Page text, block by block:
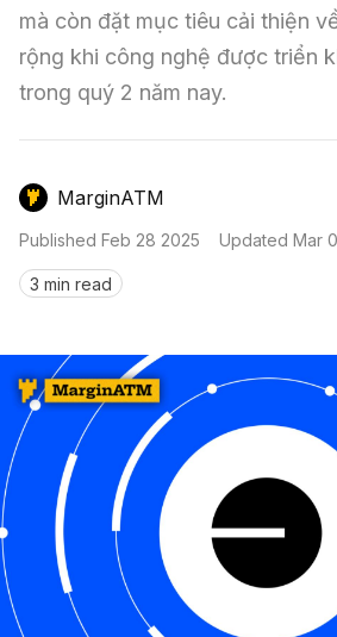
Kinh Nghiệm Đầu Tư
Sàn Giao Dịch
Mô Hình Biểu Đồ Giá
GameFi
Sign in
mà còn đặt mục tiêu cải thiện
rộng khi công nghệ được triển
trong quý 2 năm nay.
MarginATM
Published Feb 28 2025 Updated Mar
3 min read